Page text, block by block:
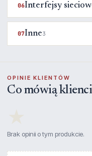
06Interfejsy
07Inne3
OPINIE KLIENTÓW
Co mówią klienci
Brak opinii o tym produkcie.